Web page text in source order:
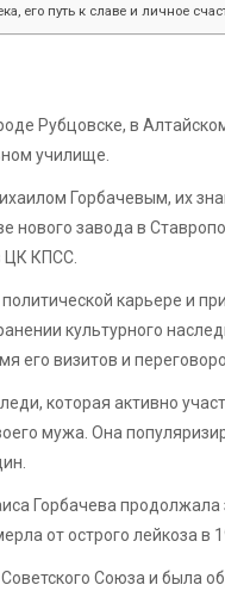
его путь к славе и личное
Рубцовске, в
училище.
Горбачевым, их
нового завода в
ЦК КПСС.
карьере и
культурного
визитов и
которая активно
мужа. Она
Горбачева
от острого лейкоза в
Союза и была